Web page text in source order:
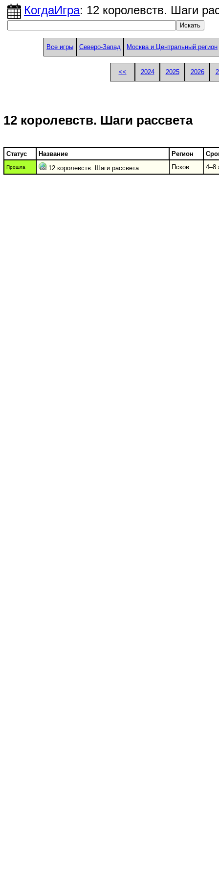
КогдаИгра: 12 королевств. Шаги
Все игры Северо-Запад Москва и Центральный регион
<< 2024 2025 2026
12 королевств. Шаги рассвета
Статус Название Регион
Прошла 12 королевств. Шаги рассвета Псков 4–8